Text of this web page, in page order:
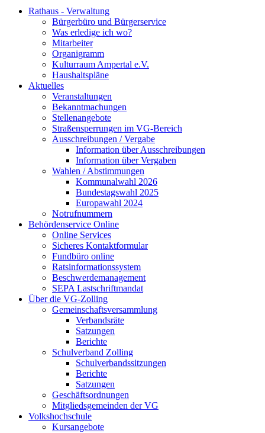
Rathaus - Verwaltung
Bürgerbüro und Bürgerservice
Was erledige ich wo?
Mitarbeiter
Organigramm
Kulturraum Ampertal e.V.
Haushaltspläne
Aktuelles
Veranstaltungen
Bekanntmachungen
Stellenangebote
Straßensperrungen im VG-Bereich
Ausschreibungen / Vergabe
Information über Ausschreibungen
Information über Vergaben
Wahlen / Abstimmungen
Kommunalwahl 2026
Bundestagswahl 2025
Europawahl 2024
Notrufnummern
Behördenservice Online
Online Services
Sicheres Kontaktformular
Fundbüro online
Ratsinformationssystem
Beschwerdemanagement
SEPA Lastschriftmandat
Über die VG-Zolling
Gemeinschaftsversammlung
Verbandsräte
Satzungen
Berichte
Schulverband Zolling
Schulverbandssitzungen
Berichte
Satzungen
Geschäftsordnungen
Mitgliedsgemeinden der VG
Volkshochschule
Kursangebote